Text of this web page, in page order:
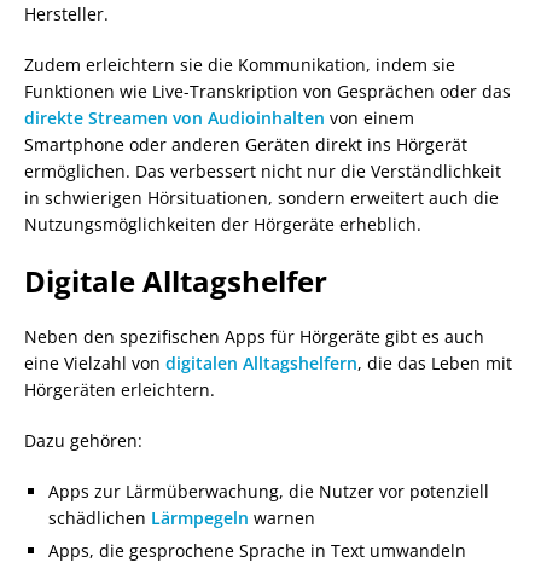
Hersteller.
Zudem erleichtern sie die Kommunikation, indem sie
Funktionen wie Live-Transkription von Gesprächen oder das
direkte Streamen von Audioinhalten von einem
Smartphone oder anderen Geräten direkt ins Hörgerät
ermöglichen. Das verbessert nicht nur die Verständlichkeit
in schwierigen Hörsituationen, sondern erweitert auch die
Nutzungsmöglichkeiten der Hörgeräte erheblich.
Digitale Alltagshelfer
Neben den spezifischen Apps für Hörgeräte gibt es auch
eine Vielzahl von digitalen Alltagshelfern, die das Leben mit
Hörgeräten erleichtern.
Dazu gehören:
Apps zur Lärmüberwachung, die Nutzer vor potenziell
schädlichen Lärmpegeln warnen
Apps, die gesprochene Sprache in Text umwandeln